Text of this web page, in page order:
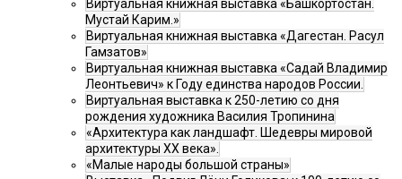
Виртуальная книжная выставка «Башкортостан.
Мустай Карим.»
Виртуальная книжная выставка «Дагестан. Расул
Гамзатов»
Виртуальная книжная выставка «Садай Владимир
Леонтьевич» к Году единства народов России.
Виртуальная выставка к 250-летию со дня
рождения художника Василия Тропинина
«Архитектура как ландшафт. Шедевры мировой
архитектуры XX века».
«Малые народы большой страны»